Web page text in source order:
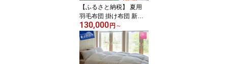
【ふるさと納税】 夏用
羽毛布団 掛け布団 新生
活 ゴールドラベル シン
グル ダブル サイズが選
べる 日本製 肌掛け ホワ
イト ハンガリープレミア
ムマザーグースダウン9
130,000 円 ～